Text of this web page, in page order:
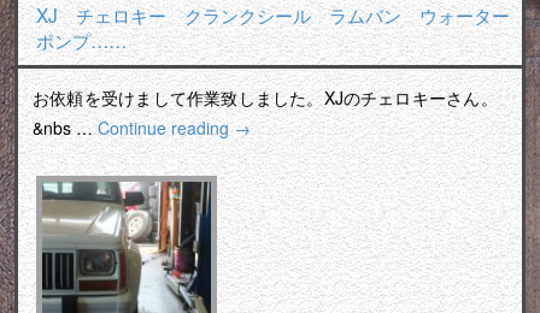
XJ チェロキー クランクシール ラムバン ウォーター
ポンプ……
お依頼を受けまして作業致しました。XJのチェロキーさん。
&nbs …Continue reading→